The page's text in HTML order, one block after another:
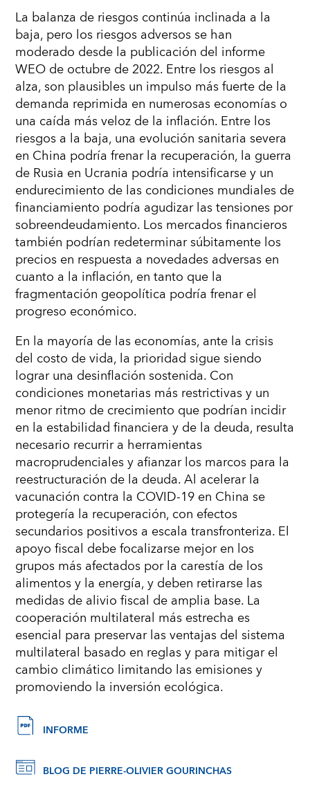
La balanza de riesgos continúa inclinada a la
baja, pero los riesgos adversos se han
moderado desde la publicación del informe
WEO de octubre de 2022. Entre los riesgos al
alza, son plausibles un impulso más fuerte de la
demanda reprimida en numerosas economías o
una caída más veloz de la inflación. Entre los
riesgos a la baja, una evolución sanitaria severa
en China podría frenar la recuperación, la guerra
de Rusia en Ucrania podría intensificarse y un
endurecimiento de las condiciones mundiales de
financiamiento podría agudizar las tensiones por
sobreendeudamiento. Los mercados financieros
también podrían redeterminar súbitamente los
precios en respuesta a novedades adversas en
cuanto a la inflación, en tanto que la
fragmentación geopolítica podría frenar el
progreso económico.
En la mayoría de las economías, ante la crisis
del costo de vida, la prioridad sigue siendo
lograr una desinflación sostenida. Con
condiciones monetarias más restrictivas y un
menor ritmo de crecimiento que podrían incidir
en la estabilidad financiera y de la deuda, resulta
necesario recurrir a herramientas
macroprudenciales y afianzar los marcos para la
reestructuración de la deuda. Al acelerar la
vacunación contra la COVID-19 en China se
protegería la recuperación, con efectos
secundarios positivos a escala transfronteriza. El
apoyo fiscal debe focalizarse mejor en los
grupos más afectados por la carestía de los
alimentos y la energía, y deben retirarse las
medidas de alivio fiscal de amplia base. La
cooperación multilateral más estrecha es
esencial para preservar las ventajas del sistema
multilateral basado en reglas y para mitigar el
cambio climático limitando las emisiones y
promoviendo la inversión ecológica.
INFORME
BLOG DE PIERRE-OLIVIER GOURINCHAS